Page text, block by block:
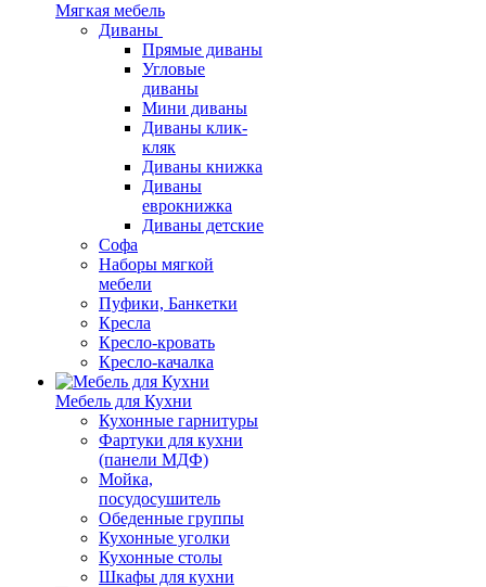
Мягкая мебель
Диваны
Прямые диваны
Угловые
диваны
Мини диваны
Диваны клик-
кляк
Диваны книжка
Диваны
еврокнижка
Диваны детские
Софа
Наборы мягкой
мебели
Пуфики, Банкетки
Кресла
Кресло-кровать
Кресло-качалка
Мебель для Кухни
Кухонные гарнитуры
Фартуки для кухни
(панели МДФ)
Мойка,
посудосушитель
Обеденные группы
Кухонные уголки
Кухонные столы
Шкафы для кухни